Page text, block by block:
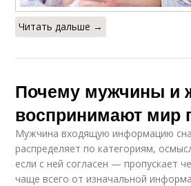
Читать дальше →
Почему мужчины и
воспринимают мир
Мужчина входящую информацию
распределяет по категориям,
если с ней согласен — пропускает
чаще всего от изначальной